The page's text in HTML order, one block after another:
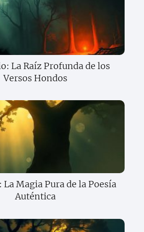
La Raíz Profunda de los
Versos Hondos
La Magia Pura de la Poesía
Auténtica